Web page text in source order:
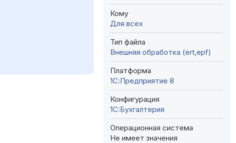
Кому
Для всех
Тип файла
Внешняя обработка (ert,epf)
Платформа
1С:Предприятие 8
Конфигурация
1C:Бухгалтерия
Операционная система
Не имеет значения